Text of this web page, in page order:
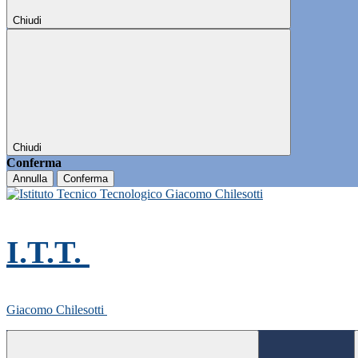
Chiudi
Chiudi
Conferma
Annulla Conferma
I.T.T.
Giacomo Chilesotti